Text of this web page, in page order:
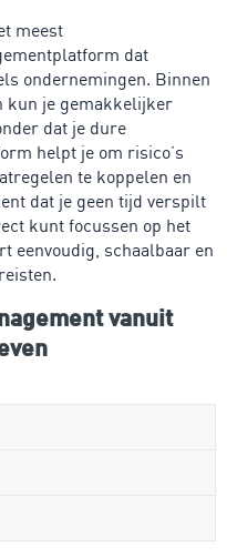
meest
dat
ondernemingen. Binnen
kun je gemakkelijker
dat je dure
helpt je om risico’s
te koppelen en
dat je geen tijd verspilt
kunt focussen op het
eenvoudig, schaalbaar en
vanuit